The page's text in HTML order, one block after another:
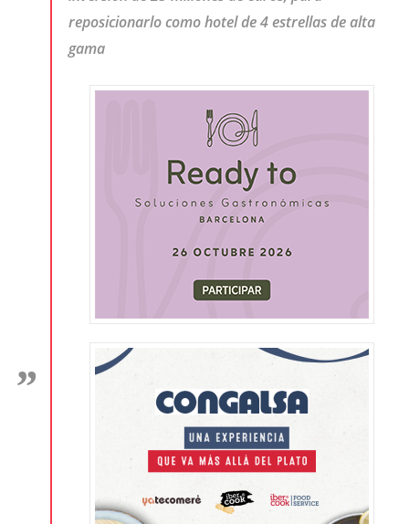
reposicionarlo como hotel de 4 estrellas de alta
gama